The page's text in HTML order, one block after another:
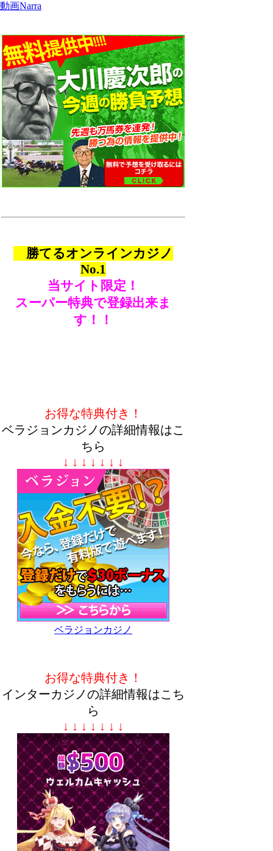
動画Narra
勝てるオンラインカジノ
No.1
当サイト限定！
スーパー特典で登録出来ま
す！！
お得な特典付き！
ベラジョンカジノの詳細情報はこ
ちら
↓ ↓ ↓ ↓ ↓ ↓ ↓
ベラジョンカジノ
お得な特典付き！
インターカジノの詳細情報はこち
ら
↓ ↓ ↓ ↓ ↓ ↓ ↓